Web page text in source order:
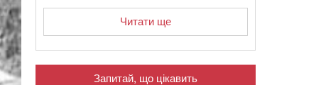
Читати ще
Запитай, що цікавить